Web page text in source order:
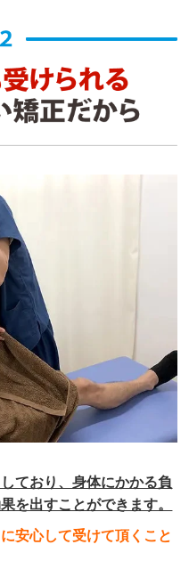
ており、身体にかかる負
を出すことができます。
安心して受けて頂くこと